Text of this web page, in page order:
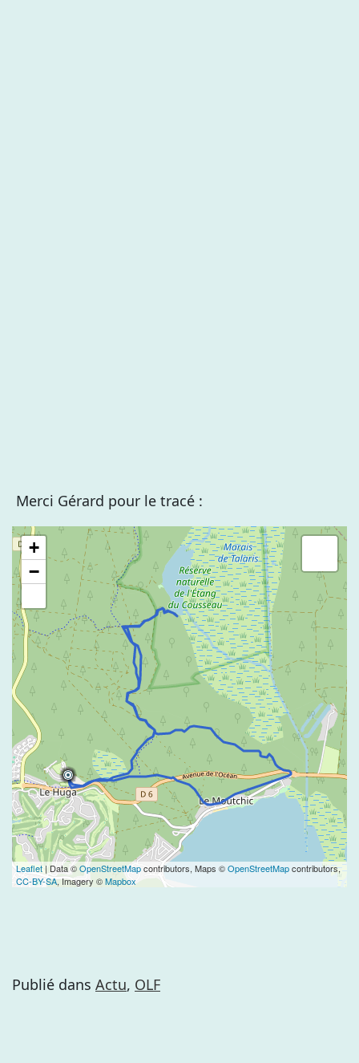
Merci Gérard pour le tracé :
+
−
Leaflet | Data ©OpenStreetMapcontributors, Maps ©OpenStreetMapcontributors,
CC-BY-SA, Imagery ©Mapbox
Publié dans Actu, OLF